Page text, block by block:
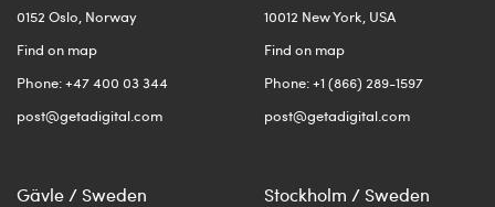
0152 Oslo, Norway
Find on map
Phone: +47 400 03 344
post@getadigital.com
10012 New York, USA
Find on map
Phone: +1 (866) 289-1597
post@getadigital.com
Gävle / Sweden Stockholm / Sweden